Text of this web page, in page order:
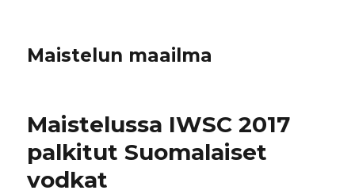
Maistelun maailma
Maistelussa IWSC 2017
palkitut Suomalaiset
vodkat